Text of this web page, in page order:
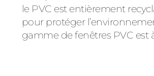
le PVC est entièrement
pour protéger
gamme de fenêtres PVC est